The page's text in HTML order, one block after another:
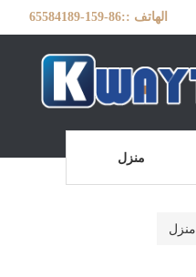
الهاتف ::86-159-65584189
منزل
منزل